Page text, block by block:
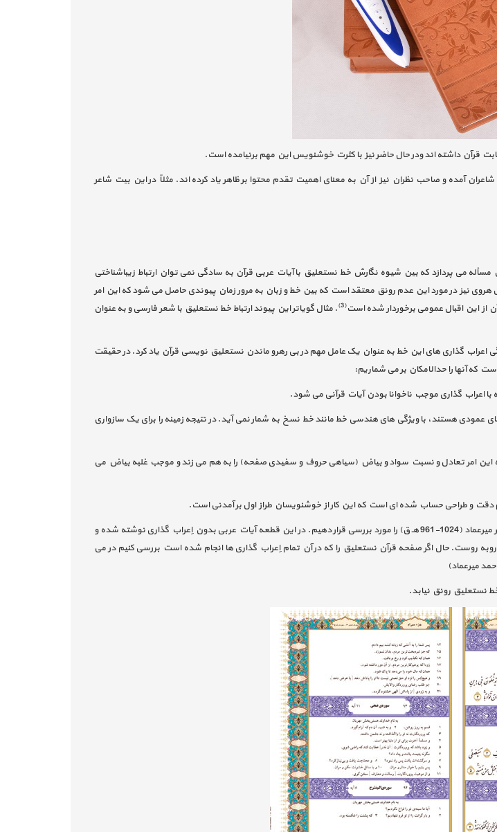
قرآن داشته اند ودر حال حاضر نیز با کثرت خوشنویس این مهم برنیامده است.
آمده و صاحب نظران نیز از آن به معنای اهمیت تقدم محتوا بر ظاهر یاد کرده اند. مثلاً در این بیت شاعر
می پردازد که بین شیوه نگارش خط نستعلیق با آیات عربی قرآن به سادگی نمی توان ارتباط زیباشناختی
نیز در مورد این عدم رونق معتقد است که بین خط و زبان به مرور زمان پیوندی حاصل می شود که این امر
از این اقبال عمومی برخوردار شده است(3)
. مثال گویاتر این پیوند ارتباط خط نستعلیق با شعر فارسی و به عنوان
اعراب گذاری های این خط به عنوان یک عامل مهم در بی رهرو ماندن نستعلیق نویسی قرآن یاد کرد. در حقیقت
که آنها را حدالامکان بر می شماریم:
اعراب گذاری موجب ناخوانا بودن آیات قرآنی می شود.
هستند، با ویژگی های هندسی خط مانند خط نسخ به شمار نمی آید. در نتیجه زمینه را برای یک سازواری
این امر تعادل و نسبت سواد و بیاض (سیاهی حروف و سفیدی صفحه) را به هم می زند و موجب غلبه بیاض می
و طراحی حساب شده ای است که این کار از خوشنویسان طراز اول بر آمدنی است.
برای این که مسأله به خوبی روشن شود کافی است قطعه نستعلیق مشهور سورة حمد اثر میرعماد (1024-961 هـ ق) را مورد بررسی قرار دهیم. در این قطعه آیات عربی بدون اِعراب گذاری نوشته شده و
روست. حال اگر صفحه قرآن نستعلیق را که در آن تمام اِعراب گذاری ها انجام شده است بررسی کنیم در می
میرعماد)
نستعلیق رونق نیابد.